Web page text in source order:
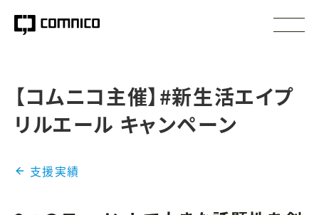
【コムニコ主催】#新生活エイプ
リルエール キャンペーン
支援実績